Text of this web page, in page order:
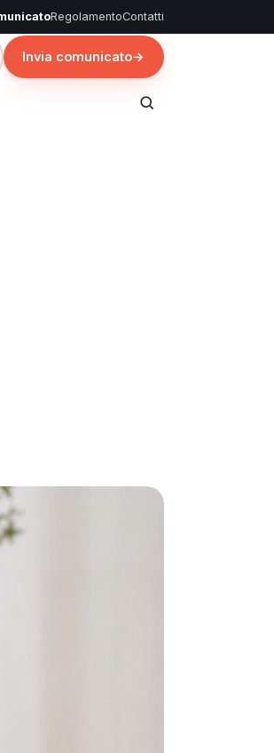
RegolamentoContatti
Invia comunicato→